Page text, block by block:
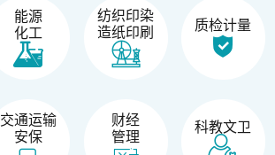
能源
化工
纺织印染
造纸印刷
质检计量
交通运输
安保
财经
管理
科教文卫